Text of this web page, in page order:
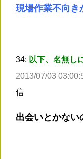
現場作業不向き
34: 以下、名無し
2013/07/03
信
出会いとかない